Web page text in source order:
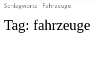
Schlagworte Fahrzeuge
Tag: fahrzeuge